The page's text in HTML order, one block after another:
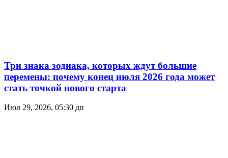
Три знака зодиака, которых ждут большие
перемены: почему конец июля 2026 года может
стать точкой нового старта
Июл 29, 2026, 05:30 дп